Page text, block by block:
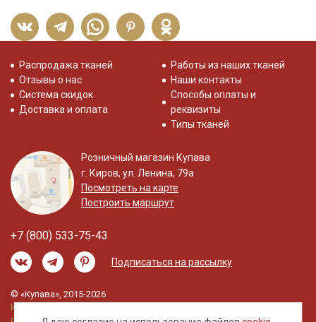
Распродажа тканей
Отзывы о нас
Система скидок
Доставка и оплата
Работы из наших тканей
Наши контакты
Способы оплаты и
реквизиты
Типы тканей
Розничный магазин Купава
г. Киров, ул. Ленина, 79а
Посмотреть на карте
Построить маршрут
+7 (800) 533-75-43
Подписаться на рассылку
© «Купава», 2015-2026
Информация на сайте не является публичной
офертой.